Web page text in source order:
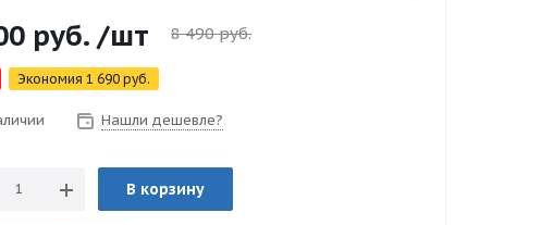
руб. /шт 8 490руб.
Экономия 1 690 руб.
Нашли дешевле?
В корзину